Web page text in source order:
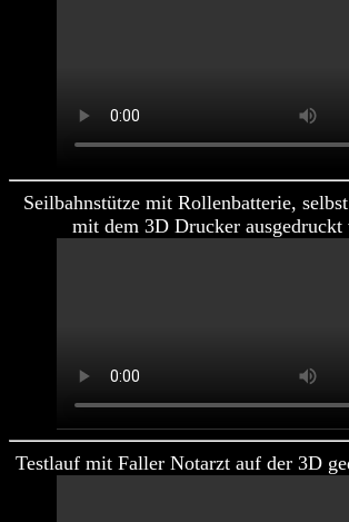
Seilbahnstütze mit Rollenbatterie,
mit dem 3D Drucker
Testlauf mit Faller Notarzt auf der 3D